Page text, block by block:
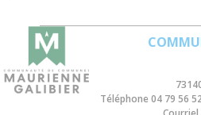
Téléphone04 79 56